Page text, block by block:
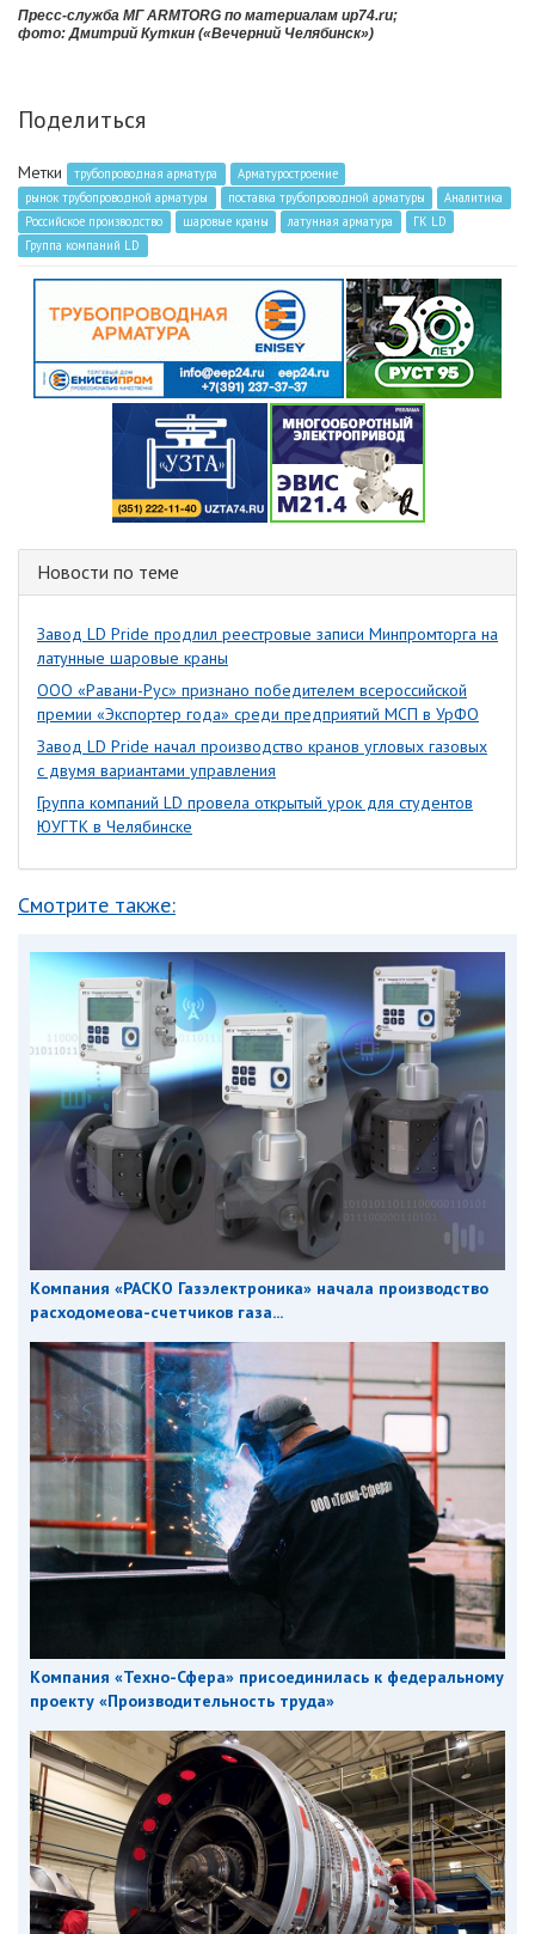
Пресс-служба МГ ARMTORG по материалам up74.ru;
фото:Дмитрий Куткин («Вечерний Челябинск»)
Поделиться
Метки трубопроводная арматура
Арматуростроение
рынок трубопроводной арматуры
поставка трубопроводной арматуры
Аналитика
Российское производство
шаровые краны латунная арматура
ГК LD
Группа компаний LD
Новости по теме
Завод LD Pride продлил реестровые записи Минпромторга на
латунные шаровые краны
ООО «Равани-Рус» признано победителем всероссийской
премии «Экспортер года» среди предприятий МСП в УрФО
Завод LD Pride начал производство кранов угловых газовых
с двумя вариантами управления
Группа компаний LD провела открытый урок для студентов
ЮУГТК в Челябинске
Смотрите также:
Компания «РАСКО Газэлектроника» начала производство
расходомеова-счетчиков газа...
Компания «Техно-Сфера» присоединилась к федеральному
проекту «Производительность труда»